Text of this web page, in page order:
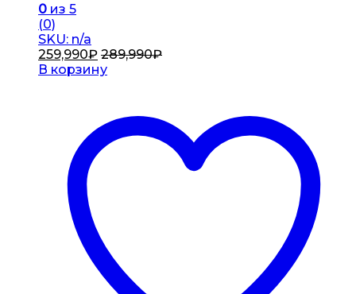
0 из 5
(0)
SKU: n/a
259,990₽ 289,990₽
В корзину